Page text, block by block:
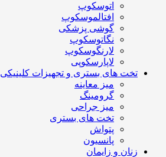
اتوسکوپ
افتالموسکوپ
گوشی پزشکی
نگاتوسکوپ
لارنگوسکوپ
لاپارسکوپی
تخت های بستری و تجهیزات کلینیکی
میز معاینه
گرومینگ
میز جراحی
تخت های بستری
پتواش
پانسیون
زنان و زایمان